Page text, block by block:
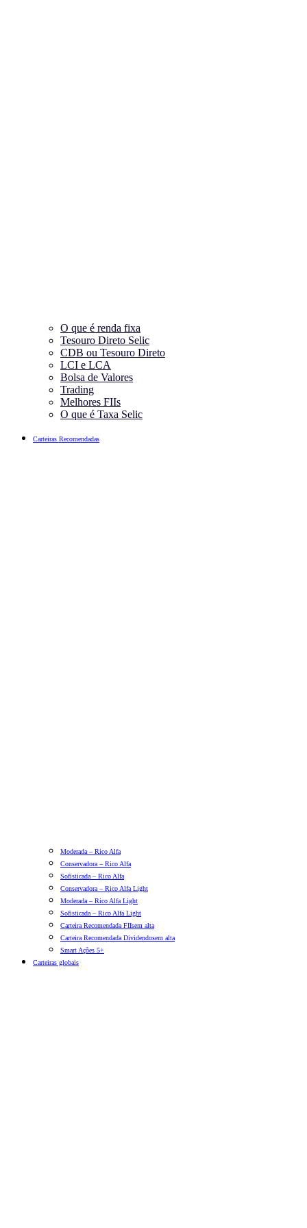
O que é renda fixa
Tesouro Direto Selic
CDB ou Tesouro Direto
LCI e LCA
Bolsa de Valores
Trading
Melhores FIIs
O que é Taxa Selic
Carteiras Recomendadas
Moderada – Rico Alfa
Conservadora – Rico Alfa
Sofisticada – Rico Alfa
Conservadora – Rico Alfa Light
Moderada – Rico Alfa Light
Sofisticada – Rico Alfa Light
Carteira Recomendada FIIsem alta
Carteira Recomendada Dividendosem alta
Smart Ações 5+
Carteiras globais